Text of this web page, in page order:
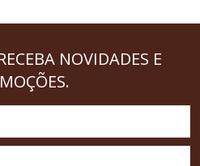
NOVIDADES E